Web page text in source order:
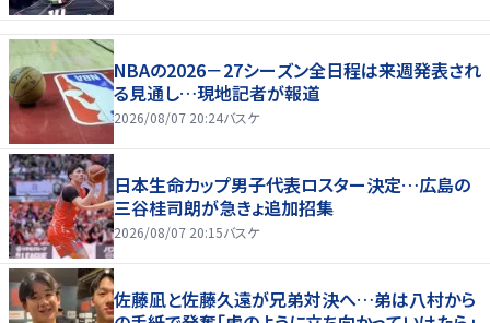
NBAの2026－27シーズン全日程は来週発表され
る見通し…現地記者が報道
2026/08/07 20:24バスケ
日本生命カップ男子代表ロスター決定…広島の
三谷桂司朗が急きょ追加招集
2026/08/07 20:15バスケ
佐藤凪と佐藤久遠が兄弟対決へ…弟は八村から